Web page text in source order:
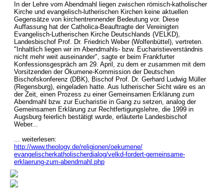
In der Lehre vom Abendmahl liegen zwischen römisch-katholischer
Kirche und evangelisch-lutherischen Kirchen keine aktuellen
Gegensätze von kirchentrennender Bedeutung vor. Diese
Auffassung hat der Catholica-Beauftragte der Vereinigten
Evangelisch-Lutherischen Kirche Deutschlands (VELKD),
Landesbischof Prof. Dr. Friedrich Weber (Wolfenbüttel), vertreten.
"Inhaltlich liegen wir im Abendmahls- bzw. Eucharistieverständnis
nicht mehr weit auseinander", sagte er beim Frankfurter
Konfessionsgespräch am 29. April, zu dem er zusammen mit dem
Vorsitzenden der Ökumene-Kommission der Deutschen
Bischofskonferenz (DBK), Bischof Prof. Dr. Gerhard Ludwig Müller
(Regensburg), eingeladen hatte. Aus lutherischer Sicht wäre es an
der Zeit, einen Prozess zu einer Gemeinsamen Erklärung zum
Abendmahl bzw. zur Eucharistie in Gang zu setzen, analog der
Gemeinsamen Erklärung zur Rechtfertigungslehre, die 1999 in
Augsburg feierlich bestätigt wurde, erläuterte Landesbischof
Weber...
... weiterlesen:
http://www.theology.de/religionen/oekumene/
evangelischerkatholischerdialog/velkd-fordert-gemeinsame-
erklaerung-zum-abendmahl.php